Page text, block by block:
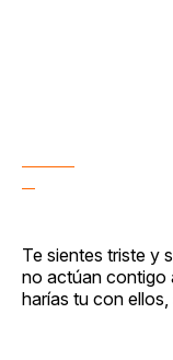
Te sientes triste y
no actúan contigo
harías tu con